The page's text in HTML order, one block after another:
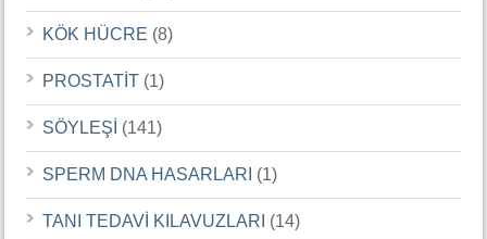
KÖK HÜCRE (8)
PROSTATİT (1)
SÖYLEŞİ (141)
SPERM DNA HASARLARI (1)
TANI TEDAVİ KILAVUZLARI (14)